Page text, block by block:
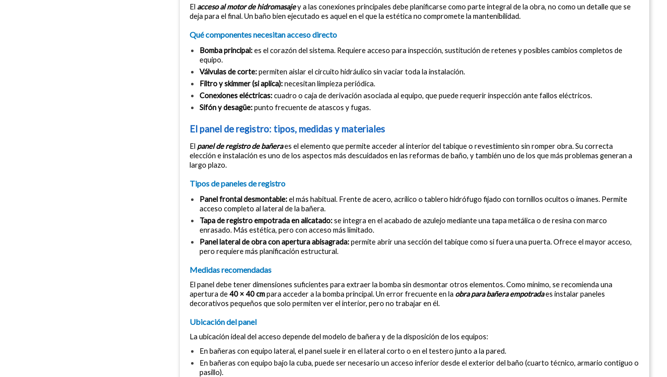
El acceso al motor de hidromasaje y a las conexiones principales debe planificarse como parte integral de la obra, no como un detalle que se
deja para el final. Un baño bien ejecutado es aquel en el que la estética no compromete la mantenibilidad.
Qué componentes necesitan acceso directo
Bomba principal: es el corazón del sistema. Requiere acceso para inspección, sustitución de retenes y posibles cambios completos de
equipo.
Válvulas de corte: permiten aislar el circuito hidráulico sin vaciar toda la instalación.
Filtro y skimmer (si aplica): necesitan limpieza periódica.
Conexiones eléctricas: cuadro o caja de derivación asociada al equipo, que puede requerir inspección ante fallos eléctricos.
Sifón y desagüe: punto frecuente de atascos y fugas.
El panel de registro: tipos, medidas y materiales
El panel de registro de bañera es el elemento que permite acceder al interior del tabique o revestimiento sin romper obra. Su correcta
elección e instalación es uno de los aspectos más descuidados en las reformas de baño, y también uno de los que más problemas generan a
largo plazo.
Tipos de paneles de registro
Panel frontal desmontable: el más habitual. Frente de acero, acrílico o tablero hidrófugo fijado con tornillos ocultos o imanes. Permite
acceso completo al lateral de la bañera.
Tapa de registro empotrada en alicatado: se integra en el acabado de azulejo mediante una tapa metálica o de resina con marco
enrasado. Más estética, pero con acceso más limitado.
Panel lateral de obra con apertura abisagrada: permite abrir una sección del tabique como si fuera una puerta. Ofrece el mayor acceso,
pero requiere más planificación estructural.
Medidas recomendadas
El panel debe tener dimensiones suficientes para extraer la bomba sin desmontar otros elementos. Como mínimo, se recomienda una
apertura de 40 × 40 cm para acceder a la bomba principal. Un error frecuente en la obra para bañera empotrada es instalar paneles
decorativos pequeños que solo permiten ver el interior, pero no trabajar en él.
Ubicación del panel
La ubicación ideal del acceso depende del modelo de bañera y de la disposición de los equipos:
En bañeras con equipo lateral, el panel suele ir en el lateral corto o en el testero junto a la pared.
En bañeras con equipo bajo la cuba, puede ser necesario un acceso inferior desde el exterior del baño (cuarto técnico, armario contiguo o
pasillo).